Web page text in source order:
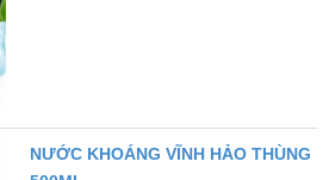
NƯỚC KHOÁNG VĨNH HẢO THÙNG